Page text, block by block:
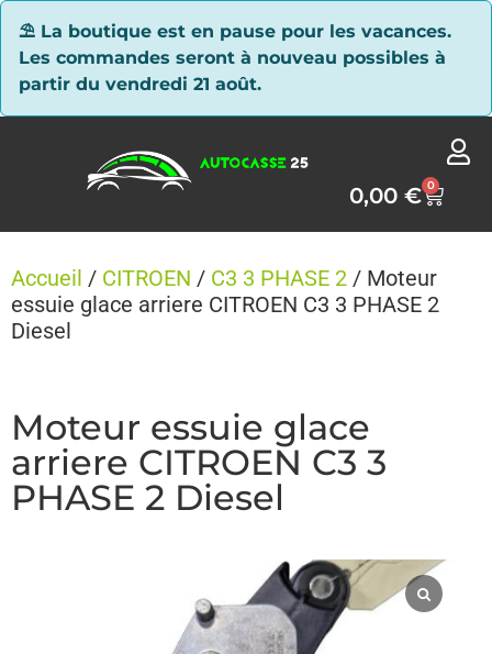
⛱ La boutique est en pause pour les vacances.
Les commandes seront à nouveau possibles à
partir du vendredi 21 août.
0,00€ 0
Accueil / CITROEN / C3 3 PHASE 2 / Moteur
essuie glace arriere CITROEN C3 3 PHASE 2
Diesel
Moteur essuie glace
arriere CITROEN C3 3
PHASE 2 Diesel
Panneau de gestion des cookies